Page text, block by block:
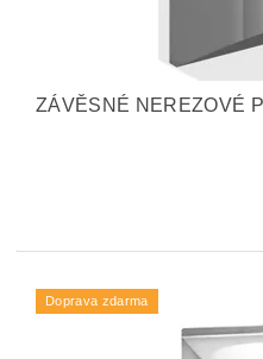
ZÁVĚSNÉ NEREZOVÉ
Doprava zdarma